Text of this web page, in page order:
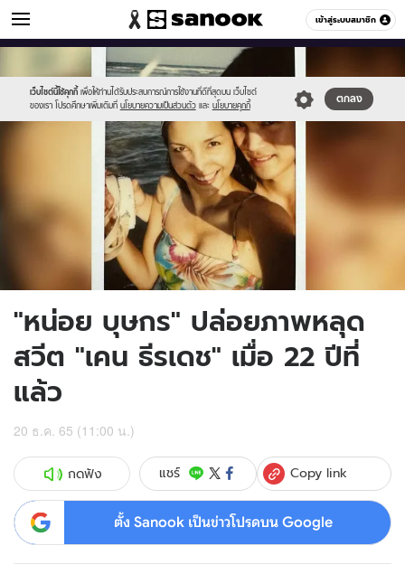
เข้าสู่ระบบสมาชิก
ข่าวบันเทิง หมวดอื่นๆ
เว็บไซต์นี้ใช้คุกกี้ เพื่อให้ท่านได้รับประสบการณ์การใช้งานที่ดีที่สุดบน เว็บไซต์
ของเรา โปรดศึกษาเพิ่มเติมที่ นโยบายความเป็นส่วนตัว และ นโยบายคุกกี้
ตกลง
//s.isanook.com/sr/0/images/logo-
new-
sanook.png
//s.isanook.com/ns/0/ud/1738/8690042/nk01.jpg
"หน่อย บุษกร" ปล่อยภาพหลุด
สวีต "เคน ธีรเดช" เมื่อ 22 ปีที่
แล้ว
20 ธ.ค. 65 (11:00 น.)
กดฟัง แชร์ Copy link
ตั้ง Sanook เป็นข่าวโปรดบน Google